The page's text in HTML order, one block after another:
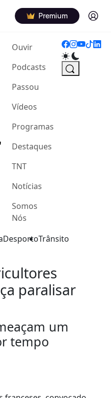
Premium Log in
Ouvir(current)
Podcasts
Passou
Vídeos
Programas
Destaques
TNT
Notícias
Somos
Nós
DesportoTrânsito
paralisar
um
tempo